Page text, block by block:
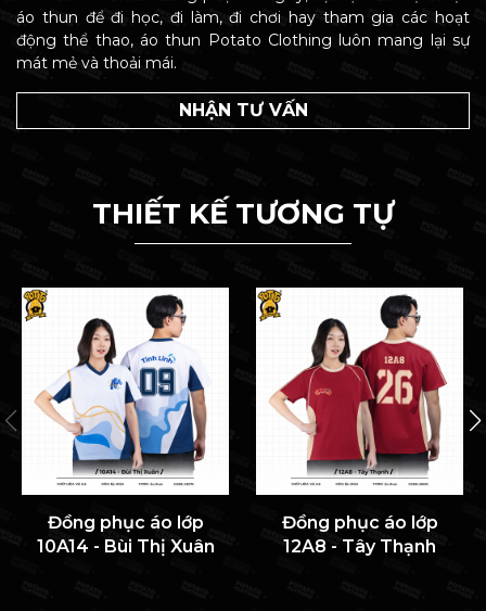
áo thun để đi học, đi làm, đi chơi hay tham gia các hoạt
động thể thao, áo thun Potato Clothing luôn mang lại sự
mát mẻ và thoải mái.
NHẬN TƯ VẤN
THIẾT KẾ TƯƠNG TỰ
Đồng phục áo lớp
10A14 - Bùi Thị Xuân
Đồng phục áo lớp
12A8 - Tây Thạnh